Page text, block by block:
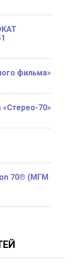
фильма»
70»
70® (МГМ